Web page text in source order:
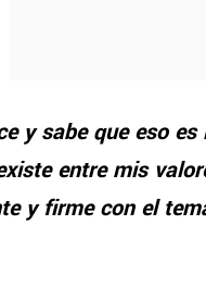
y sabe que eso
entre mis
y firme con el